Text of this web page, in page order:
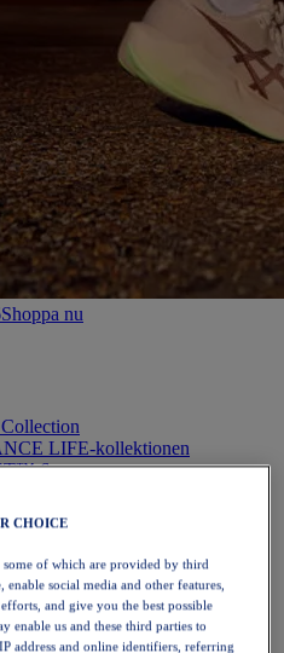
Shoppa nu
LIFE-kollektionen
6
CHOICE
some of which are provided by third
social media and other features,
and give you the best possible
enable us and these third parties to
address and online identifiers, referring